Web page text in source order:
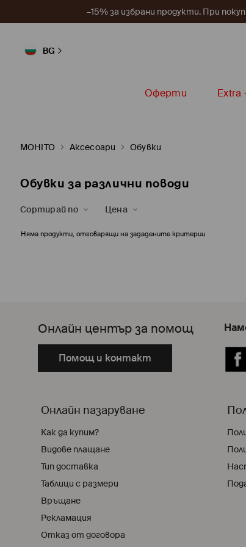
–15% за избрани продукти. При
BG
Оферти Extra
MOHITO Аксесоари Обувки
Обувки за различни поводи
Сортирай по Цена
Няма продукти, отговарящи на зададените критерии
Онлайн център за помощ
Помощ и контакт
Онлайн пазаруване
Как да купим?
Видове плащане
Тип доставка
Таблици с размери
Връщане
Pекламация
Отказ от договора